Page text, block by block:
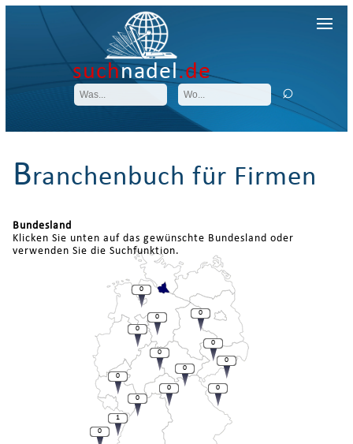
suchnadel.de
Branchenbuch für Firmen
Bundesland
Klicken Sie unten auf das gewünschte Bundesland oder
verwenden Sie die Suchfunktion.
0
0
0
0
0
0
0
0
0
0
0
0
1
0